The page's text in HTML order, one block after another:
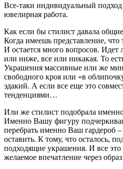
Все-таки индивидуальный подход
ювелирная работа.
Как если бы стилист давала
Когда имеешь представление,
И остается много вопросов. Идет
или ниже, все или никакая. То
Украшения массивные или же
свободного кроя или «в
эдакий. А если все еще это
тенденциями…
Или же стилист подобрала
Именно Вашу фигуру
перебрать именно Ваш гардероб
оставить. К тому, что осталось,
подходящие украшения. И все это
желаемое впечатление через